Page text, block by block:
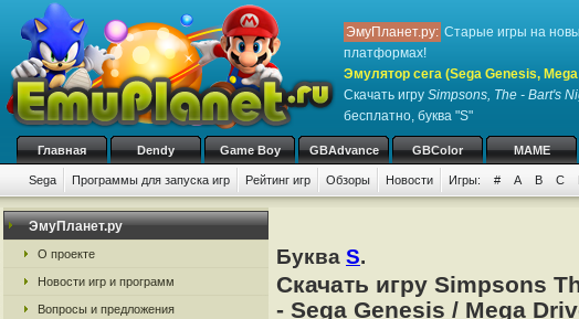
ЭмуПланет.ру: Старые игры на
платформах!
Эмулятор сега (Sega Genesis,
Скачать игру Simpsons, The - Bart's
бесплатно, буква "S"
Главная Dendy Game Boy GBAdvance GBColor MAME
Sega Программы для запуска игр Рейтинг игр Обзоры Новости Игры: # A B C
ЭмуПланет.ру
О проекте
Новости игр и программ
Вопросы и предложения
Буква S.
Скачать игру Simpsons
- Sega Genesis / Mega